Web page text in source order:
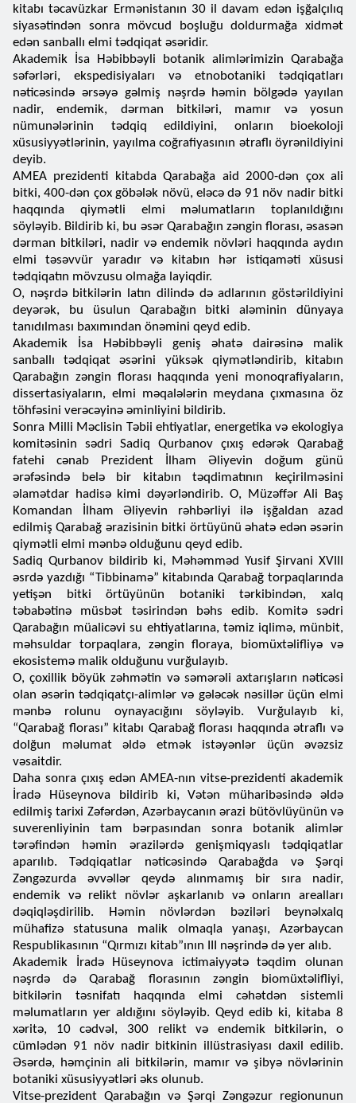
kitabı təcavüzkar Ermənistanın 30 il davam edən işğalçılıq
siyasətindən sonra mövcud boşluğu doldurmağa xidmət
edən sanballı elmi tədqiqat əsəridir.
Akademik İsa Həbibbəyli botanik alimlərimizin Qarabağa
səfərləri, ekspedisiyaları və etnobotaniki tədqiqatları
nəticəsində ərsəyə gəlmiş nəşrdə həmin bölgədə yayılan
nadir, endemik, dərman bitkiləri, mamır və yosun
nümunələrinin tədqiq edildiyini, onların bioekoloji
xüsusiyyətlərinin, yayılma coğrafiyasının ətraflı öyrənildiyini
deyib.
AMEA prezidenti kitabda Qarabağa aid 2000-dən çox ali
bitki, 400-dən çox göbələk növü, eləcə də 91 növ nadir bitki
haqqında qiymətli elmi məlumatların toplanıldığını
söyləyib. Bildirib ki, bu əsər Qarabağın zəngin florası, əsasən
dərman bitkiləri, nadir və endemik növləri haqqında aydın
elmi təsəvvür yaradır və kitabın hər istiqaməti xüsusi
tədqiqatın mövzusu olmağa layiqdir.
O, nəşrdə bitkilərin latın dilində də adlarının göstərildiyini
deyərək, bu üsulun Qarabağın bitki aləminin dünyaya
tanıdılması baxımından önəmini qeyd edib.
Akademik İsa Həbibbəyli geniş əhatə dairəsinə malik
sanballı tədqiqat əsərini yüksək qiymətləndirib, kitabın
Qarabağın zəngin florası haqqında yeni monoqrafiyaların,
dissertasiyaların, elmi məqalələrin meydana çıxmasına öz
töhfəsini verəcəyinə əminliyini bildirib.
Sonra Milli Məclisin Təbii ehtiyatlar, energetika və ekologiya
komitəsinin sədri Sadiq Qurbanov çıxış edərək Qarabağ
fatehi cənab Prezident İlham Əliyevin doğum günü
ərəfəsində belə bir kitabın təqdimatının keçirilməsini
əlamətdar hadisə kimi dəyərləndirib. O, Müzəffər Ali Baş
Komandan İlham Əliyevin rəhbərliyi ilə işğaldan azad
edilmiş Qarabağ ərazisinin bitki örtüyünü əhatə edən əsərin
qiymətli elmi mənbə olduğunu qeyd edib.
Sadiq Qurbanov bildirib ki, Məhəmməd Yusif Şirvani XVIII
əsrdə yazdığı “Tibbinamə” kitabında Qarabağ torpaqlarında
yetişən bitki örtüyünün botaniki tərkibindən, xalq
təbabətinə müsbət təsirindən bəhs edib. Komitə sədri
Qarabağın müalicəvi su ehtiyatlarına, təmiz iqlimə, münbit,
məhsuldar torpaqlara, zəngin floraya, biomüxtəlifliyə və
ekosistemə malik olduğunu vurğulayıb.
O, çoxillik böyük zəhmətin və səmərəli axtarışların nəticəsi
olan əsərin tədqiqatçı-alimlər və gələcək nəsillər üçün elmi
mənbə rolunu oynayacığını söyləyib. Vurğulayıb ki,
“Qarabağ florası” kitabı Qarabağ florası haqqında ətraflı və
dolğun məlumat əldə etmək istəyənlər üçün əvəzsiz
vəsaitdir.
Daha sonra çıxış edən AMEA-nın vitse-prezidenti akademik
İradə Hüseynova bildirib ki, Vətən müharibəsində əldə
edilmiş tarixi Zəfərdən, Azərbaycanın ərazi bütövlüyünün və
suverenliyinin tam bərpasından sonra botanik alimlər
tərəfindən həmin ərazilərdə genişmiqyaslı tədqiqatlar
aparılıb. Tədqiqatlar nəticəsində Qarabağda və Şərqi
Zəngəzurda əvvəllər qeydə alınmamış bir sıra nadir,
endemik və relikt növlər aşkarlanıb və onların arealları
dəqiqləşdirilib. Həmin növlərdən bəziləri beynəlxalq
mühafizə statusuna malik olmaqla yanaşı, Azərbaycan
Respublikasının “Qırmızı kitab”ının III nəşrində də yer alıb.
Akademik İradə Hüseynova ictimaiyyətə təqdim olunan
nəşrdə də Qarabağ florasının zəngin biomüxtəlifliyi,
bitkilərin təsnifatı haqqında elmi cəhətdən sistemli
məlumatların yer aldığını söyləyib. Qeyd edib ki, kitaba 8
xəritə, 10 cədvəl, 300 relikt və endemik bitkilərin, o
cümlədən 91 növ nadir bitkinin illüstrasiyası daxil edilib.
Əsərdə, həmçinin ali bitkilərin, mamır və şibyə növlərinin
botaniki xüsusiyyətləri əks olunub.
Vitse-prezident Qarabağın və Şərqi Zəngəzur regionunun